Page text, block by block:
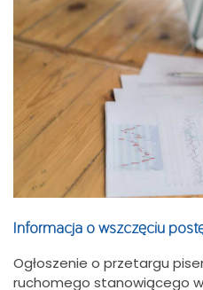
Informacja o wszczęciu
Ogłoszenie o przetargu
ruchomego stanowiącego